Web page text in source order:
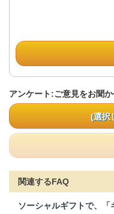
アンケート:ご意見をお聞
(選択
関連するFAQ